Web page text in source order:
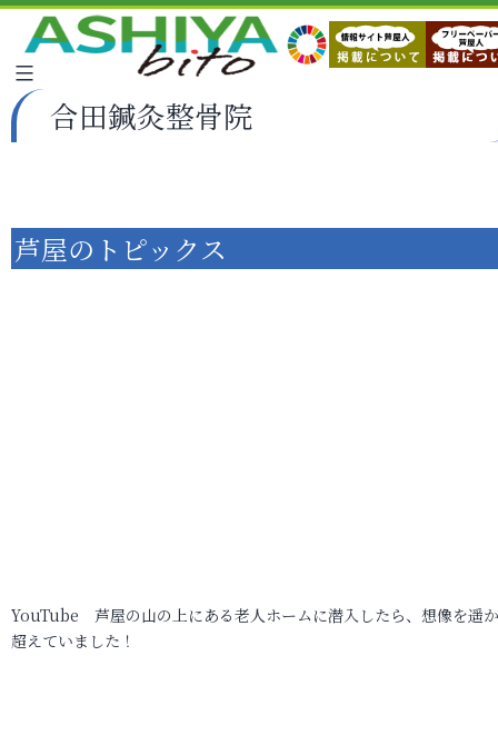
合田鍼灸整骨院
芦屋のトピックス
YouTube 芦屋の山の上にある老人ホームに潜入したら、想像を遥
超えていました！